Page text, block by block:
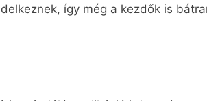
így még a kezdők is